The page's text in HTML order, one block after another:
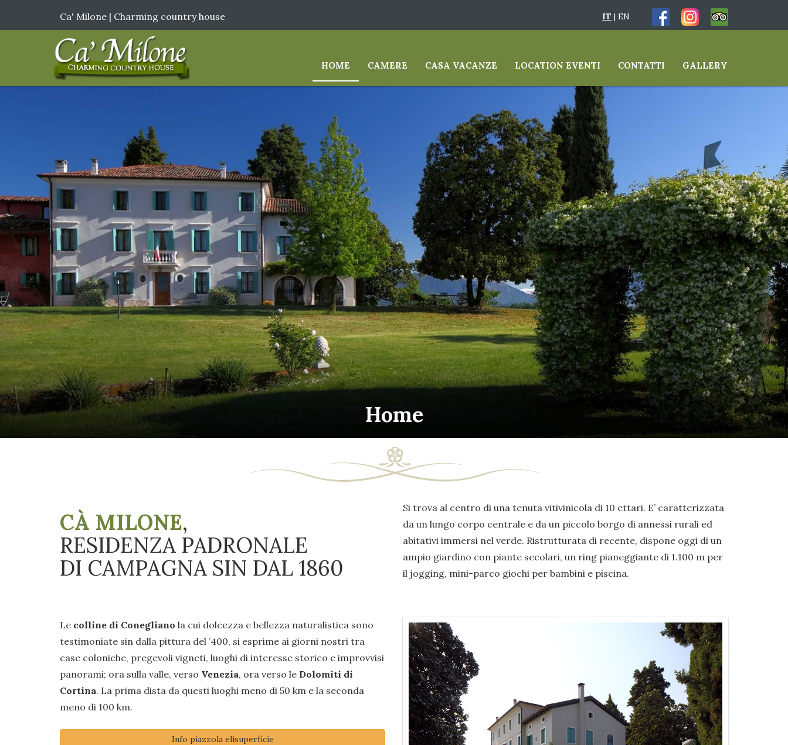
Ca' Milone | Charming country house IT | EN
HOME CAMERE CASA VACANZE LOCATION EVENTI CONTATTI GALLERY
Home
CÀ MILONE,
RESIDENZA PADRONALE
DI CAMPAGNA SIN DAL 1860
Si trova al centro di una tenuta vitivinicola di 10 ettari. E’ caratterizzata
da un lungo corpo centrale e da un piccolo borgo di annessi rurali ed
abitativi immersi nel verde. Ristrutturata di recente, dispone oggi di un
ampio giardino con piante secolari, un ring pianeggiante di 1.100 m per
il jogging, mini-parco giochi per bambini e piscina.
Le colline di Conegliano la cui dolcezza e bellezza naturalistica sono
testimoniate sin dalla pittura del ’400, si esprime ai giorni nostri tra
case coloniche, pregevoli vigneti, luoghi di interesse storico e improvvisi
panorami; ora sulla valle, verso Venezia, ora verso le Dolomiti di
Cortina. La prima dista da questi luoghi meno di 50 km e la seconda
meno di 100 km.
Info piazzola elisuperficie